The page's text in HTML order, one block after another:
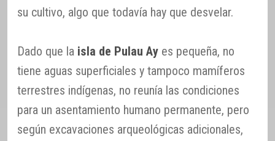
su cultivo, algo que todavía hay que desvelar.
Dado que la isla de Pulau Ay es pequeña, no
tiene aguas superficiales y tampoco mamíferos
terrestres indígenas, no reunía las condiciones
para un asentamiento humano permanente, pero
según excavaciones arqueológicas adicionales,